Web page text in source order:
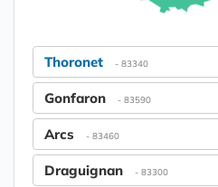
Thoronet - 83340
Gonfaron - 83590
Arcs - 83460
Draguignan - 83300